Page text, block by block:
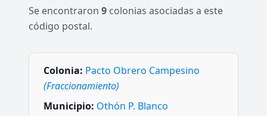
Se encontraron 9 colonias asociadas a este
código postal.
Colonia: Pacto Obrero Campesino
(Fraccionamiento)
Municipio: Othón P. Blanco